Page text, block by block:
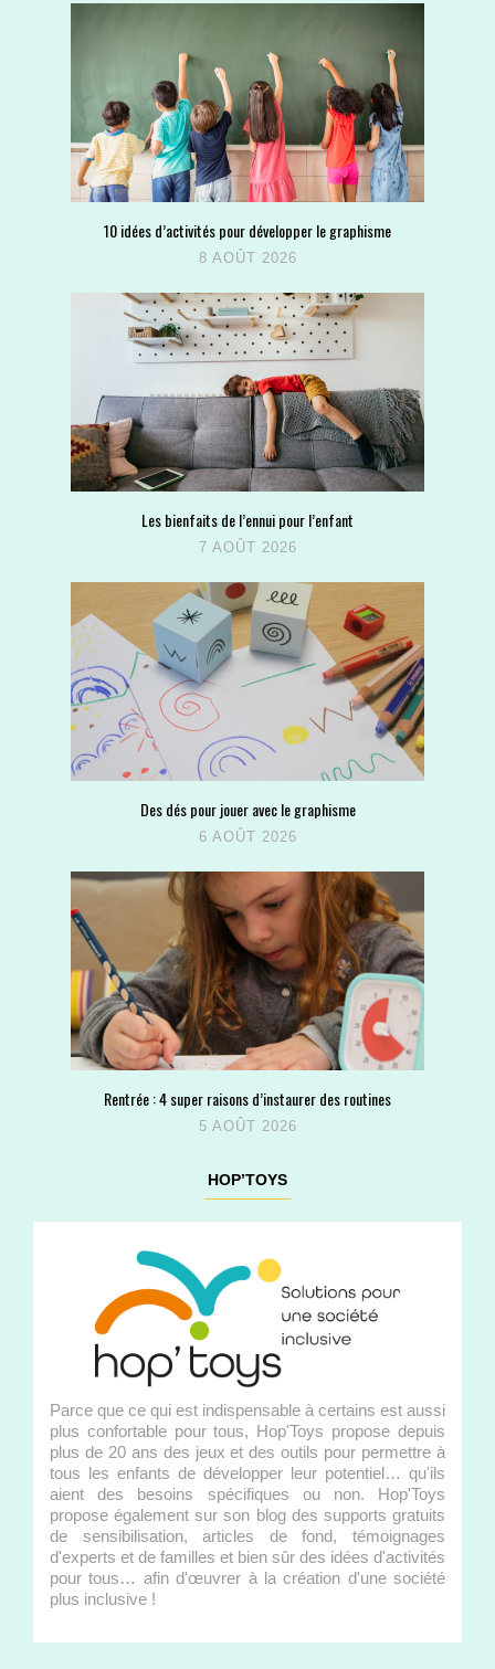
10 idées d’activités pour développer le graphisme
8 AOÛT 2026
Les bienfaits de l’ennui pour l’enfant
7 AOÛT 2026
Des dés pour jouer avec le graphisme
6 AOÛT 2026
Rentrée : 4 super raisons d’instaurer des routines
5 AOÛT 2026
HOP’TOYS
Parce que ce qui est indispensable à certains est aussi
plus confortable pour tous, Hop'Toys propose depuis
plus de 20 ans des jeux et des outils pour permettre à
tous les enfants de développer leur potentiel… qu'ils
aient des besoins spécifiques ou non. Hop'Toys
propose également sur son blog des supports gratuits
de sensibilisation, articles de fond, témoignages
d'experts et de familles et bien sûr des idées d'activités
pour tous… afin d'œuvrer à la création d'une société
plus inclusive !